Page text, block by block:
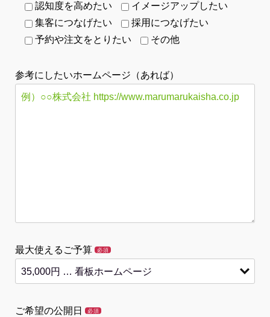
認知度を高めたい
イメージアップしたい
集客につなげたい
採用につなげたい
予約や注文をとりたい
その他
参考にしたいホームページ（あれば）
最大使えるご予算 必須
ご希望の公開日 必須